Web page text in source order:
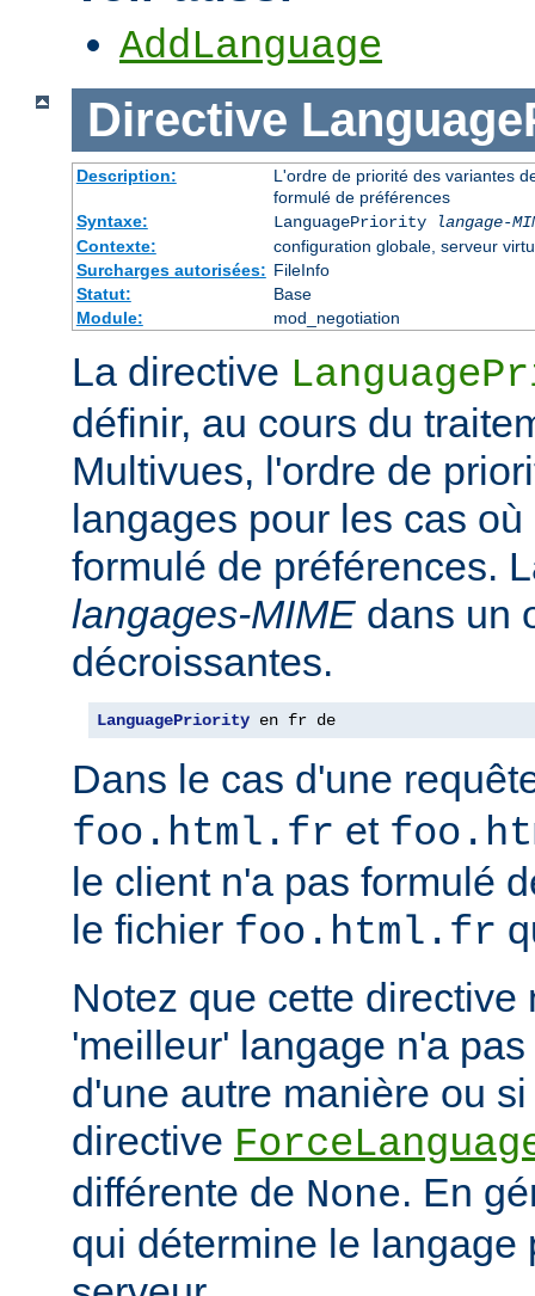
AddLanguage
Directive
Description:
L'ordre de priorité des variantes
formulé de préférences
Syntaxe:
LanguagePriority
langage-
Contexte:
configuration globale, serveur
Surcharges autorisées: FileInfo
Statut:
Base
Module:
mod_negotiation
La directive
définir, au cours du
Multivues, l'ordre de
langages pour les cas
formulé de préférences.
langages-MIME dans un
décroissantes.
LanguagePriority en fr de
Dans le cas d'une
foo.html.fr et
le client n'a pas formulé
le fichier foo.html.fr
Notez que cette directive
'meilleur' langage n'a
d'une autre manière ou
directive
différente de None. En
qui détermine le langage